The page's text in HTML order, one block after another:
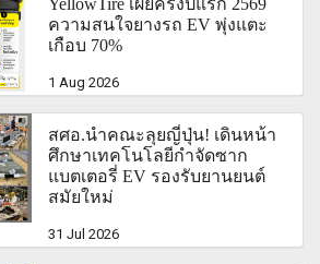
ความสนใจยางรถ EV พุ่งแตะ
เกือบ 70%
1 Aug 2026
สศอ.นำคณะลุยญี่ปุ่น! เดินหน้า
ศึกษาเทคโนโลยีกำจัดซาก
แบตเตอรี่ EV รองรับยานยนต์
สมัยใหม่
31 Jul 2026